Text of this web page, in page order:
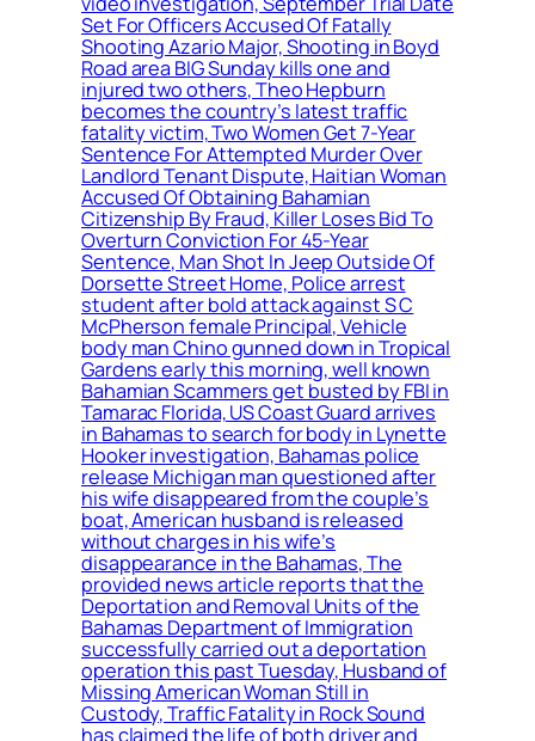
Set For Officers Accused Of Fatally
Shooting Azario Major, Shooting in Boyd
Road area BIG Sunday kills one and
injured two others, Theo Hepburn
becomes the country’s latest traffic
fatality victim, Two Women Get 7-Year
Sentence For Attempted Murder Over
Landlord Tenant Dispute, Haitian Woman
Accused Of Obtaining Bahamian
Citizenship By Fraud, Killer Loses Bid To
Overturn Conviction For 45-Year
Sentence, Man Shot In Jeep Outside Of
Dorsette Street Home, Police arrest
student after bold attack against S C
McPherson female Principal, Vehicle
body man Chino gunned down in Tropical
Gardens early this morning, well known
Bahamian Scammers get busted by FBI in
Tamarac Florida, US Coast Guard arrives
in Bahamas to search for body in Lynette
Hooker investigation, Bahamas police
release Michigan man questioned after
his wife disappeared from the couple’s
boat, American husband is released
without charges in his wife’s
disappearance in the Bahamas, The
provided news article reports that the
Deportation and Removal Units of the
Bahamas Department of Immigration
successfully carried out a deportation
operation this past Tuesday, Husband of
Missing American Woman Still in
Custody, Traffic Fatality in Rock Sound
has claimed the life of both driver and